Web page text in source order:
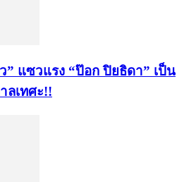
” แซวแรง “ป๊อก ปิยธิดา” เป็น
ลเทศะ!!